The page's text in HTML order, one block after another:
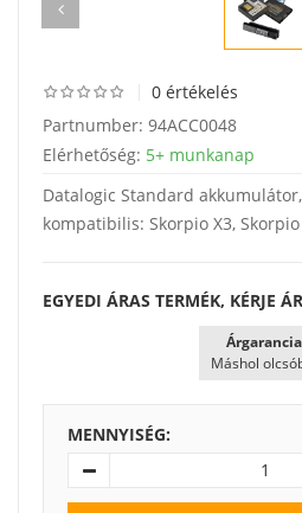
0 értékelés
Partnumber: 94ACC0048
Elérhetőség: 5+ munkanap
Datalogic Standard
kompatibilis: Skorpio X3, Skorpio
EGYEDI ÁRAS TERMÉK, KÉRJE
Máshol
MENNYISÉG: